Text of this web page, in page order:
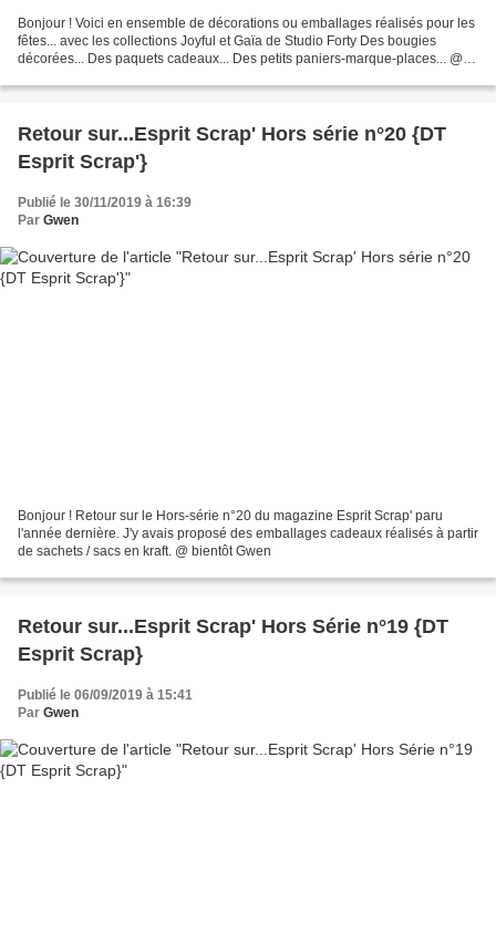
Bonjour ! Voici en ensemble de décorations ou emballages réalisés pour les
fêtes... avec les collections Joyful et Gaïa de Studio Forty Des bougies
décorées... Des paquets cadeaux... Des petits paniers-marque-places... @
Retour sur...Esprit Scrap' Hors série n°20 {DT
Esprit Scrap'}
Publié le 30/11/2019 à 16:39
Par Gwen
Bonjour ! Retour sur le Hors-série n°20 du magazine Esprit Scrap' paru
l'année dernière. J'y avais proposé des emballages cadeaux réalisés à partir
de sachets / sacs en kraft. @ bientôt Gwen
Retour sur...Esprit Scrap' Hors Série n°19 {DT
Esprit Scrap}
Publié le 06/09/2019 à 15:41
Par Gwen